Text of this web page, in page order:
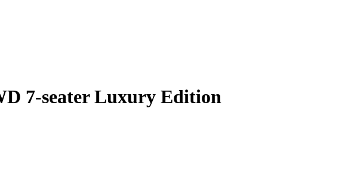
7-seater Luxury Edition